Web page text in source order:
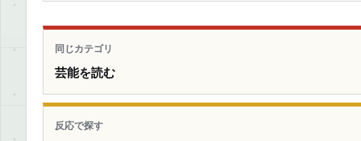
同じカテゴリ
芸能を読む
反応で探す